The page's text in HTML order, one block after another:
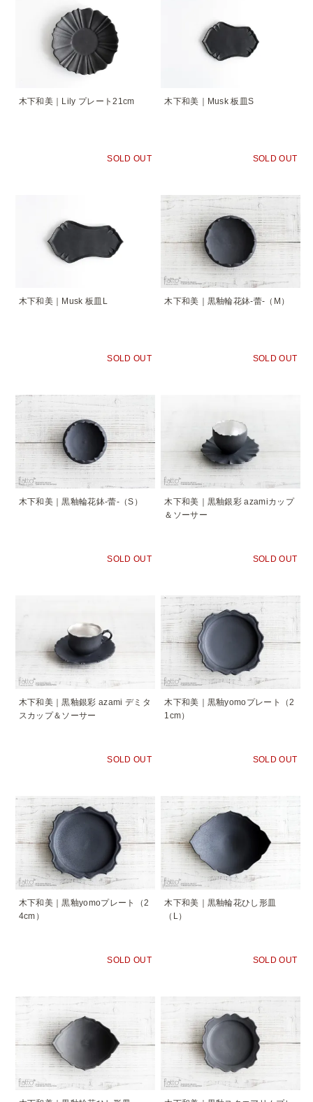
木下和美｜Lily プレート21cm
SOLD OUT
木下和美｜Musk 板皿S
SOLD OUT
木下和美｜Musk 板皿L
SOLD OUT
木下和美｜黒釉輪花鉢-蕾-（M）
SOLD OUT
木下和美｜黒釉輪花鉢-蕾-（S）
SOLD OUT
木下和美｜黒釉銀彩 azamiカップ
＆ソーサー
SOLD OUT
木下和美｜黒釉銀彩 azami デミタ
スカップ＆ソーサー
SOLD OUT
木下和美｜黒釉yomoプレート（2
1cm）
SOLD OUT
木下和美｜黒釉yomoプレート（2
4cm）
SOLD OUT
木下和美｜黒釉輪花ひし形皿
（L）
SOLD OUT